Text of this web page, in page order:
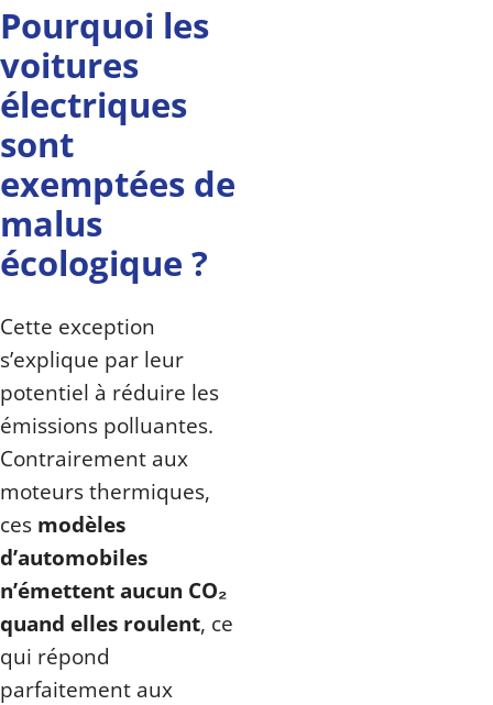
Pourquoi les
voitures
électriques
sont
exemptées de
malus
écologique ?
Cette exception
s’explique par leur
potentiel à réduire les
émissions polluantes.
Contrairement aux
moteurs thermiques,
ces modèles
d’automobiles
n’émettent aucun CO₂
quand elles roulent, ce
qui répond
parfaitement aux